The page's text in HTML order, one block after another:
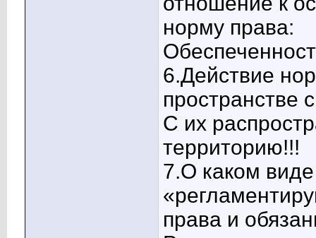
норму права:
6.Действие
пространстве
С их
территорию!!!
7.О каком
права и